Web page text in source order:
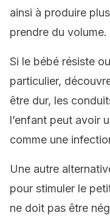
ainsi à produire
prendre du volume.
Si le bébé résiste
particulier,
être dur, les
l’enfant peut avoir
comme une
Une autre
pour stimuler le
ne doit pas être